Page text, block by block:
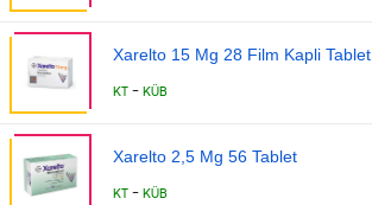
Xarelto 15 Mg 28 Film Kapli Tablet
KT - KÜB
Xarelto 2,5 Mg 56 Tablet
KT - KÜB